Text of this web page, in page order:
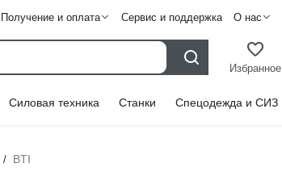
Получение и оплата Сервис и поддержка О нас
Избранное
Силовая техника Станки Спецодежда и СИЗ
/ BTI